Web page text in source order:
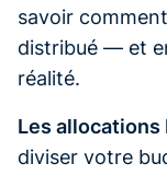
savoir
distribué — et
réalité.
Les
diviser votre